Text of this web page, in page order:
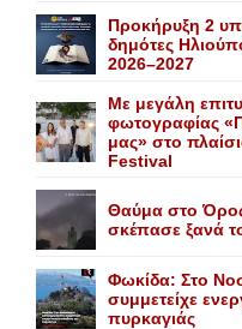
Προκήρυξη 2
δημότες
2026–2027
Με μεγάλη
φωτογραφίας
μας» στο
Festival
Θαύμα στο
σκέπασε ξανά
Φωκίδα: Στο
συμμετείχε
πυρκαγιάς